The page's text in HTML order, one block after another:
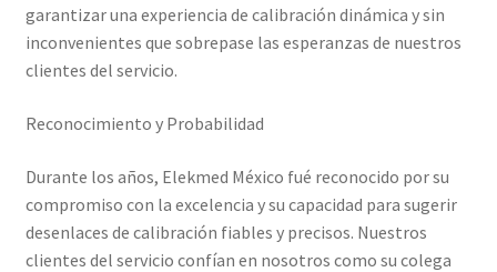
garantizar una experiencia de calibración dinámica y sin
inconvenientes que sobrepase las esperanzas de nuestros
clientes del servicio.
Reconocimiento y Probabilidad
Durante los años, Elekmed México fué reconocido por su
compromiso con la excelencia y su capacidad para sugerir
desenlaces de calibración fiables y precisos. Nuestros
clientes del servicio confían en nosotros como su colega